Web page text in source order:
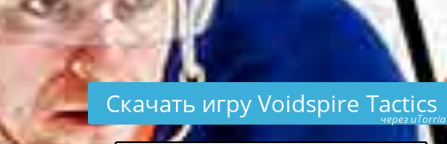
Скачать игру Voidspire Tactics
через uTorria